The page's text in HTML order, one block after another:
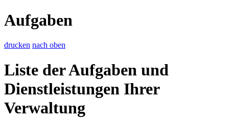
Aufgaben
drucken nach oben
Liste der Aufgaben und
Dienstleistungen Ihrer
Verwaltung